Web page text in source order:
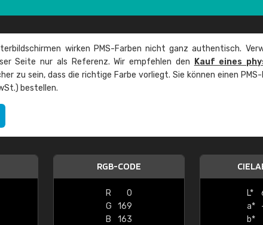
wirken PMS-Farben nicht ganz authentisch.
Seite nur als Referenz. Wir empfehlen den
Kauf eines
zu sein, dass die richtige Farbe vorliegt. Sie können einen
bestellen.
RGB-CODE
R
0
G
169
B
163
L*
a*
b*
"Alles so, wie man es
schnelle Lieferung."